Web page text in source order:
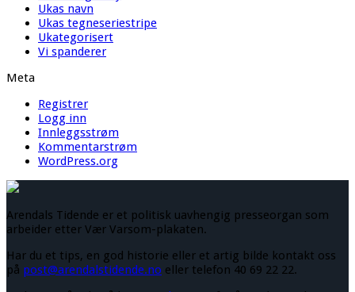
Ukas navn
Ukas tegneseriestripe
Ukategorisert
Vi spanderer
Meta
Registrer
Logg inn
Innleggsstrøm
Kommentarstrøm
WordPress.org
Arendals Tidende er et politisk uavhengig presseorgan som
arbeider etter Vær Varsom-plakaten.
Har du et tips, en god historie eller et artig bilde kontakt oss
på post@arendalstidende.no eller telefon 40 69 22 22.